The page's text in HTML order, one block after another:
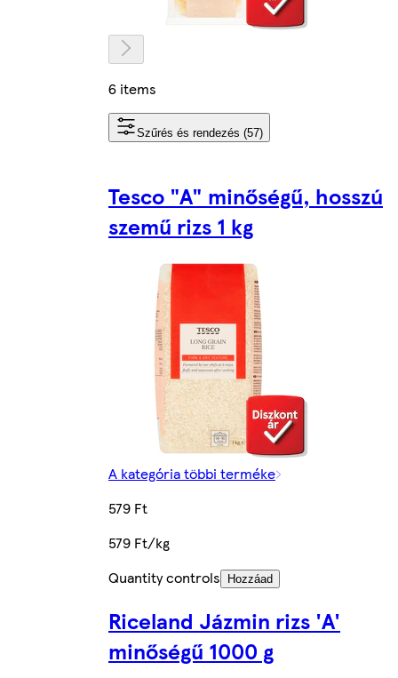
6 items
Szűrés és rendezés (57)
Tesco "A" minőségű, hosszú
szemű rizs 1 kg
A kategória többi terméke
579 Ft
579 Ft/kg
Quantity controls
Hozzáad
Riceland Jázmin rizs 'A'
minőségű 1000 g